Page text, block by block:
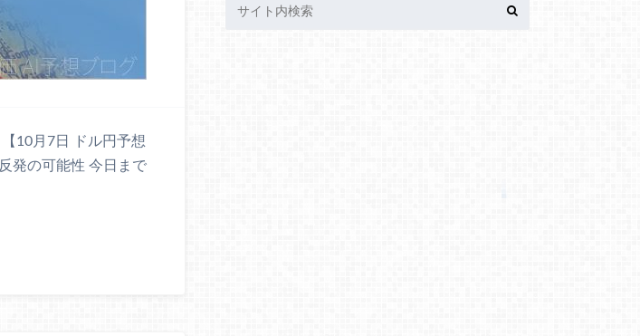
10月7日 ドル円予想
発の可能性 今日まで